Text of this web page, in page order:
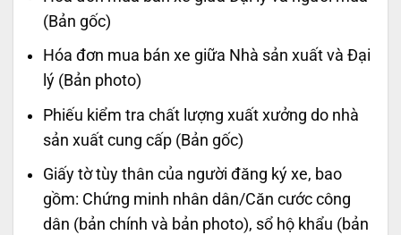
(Bản gốc)
Hóa đơn mua bán xe giữa Nhà sản xuất và Đại
lý (Bản photo)
Phiếu kiểm tra chất lượng xuất xưởng do nhà
sản xuất cung cấp (Bản gốc)
Giấy tờ tùy thân của người đăng ký xe, bao
gồm: Chứng minh nhân dân/Căn cước công
dân (bản chính và bản photo), sổ hộ khẩu (bản